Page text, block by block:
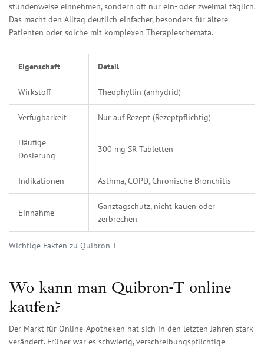
stundenweise einnehmen, sondern oft nur ein- oder zweimal täglich.
Das macht den Alltag deutlich einfacher, besonders für ältere
Patienten oder solche mit komplexen Therapieschemata.
Wichtige Fakten zu Quibron-T
Eigenschaft Detail
Wirkstoff Theophyllin (anhydrid)
Verfügbarkeit Nur auf Rezept (Rezeptpflichtig)
Häufige
Dosierung
300 mg SR Tabletten
Indikationen Asthma, COPD, Chronische Bronchitis
Einnahme
Ganztagschutz, nicht kauen oder
zerbrechen
Wo kann man Quibron-T online
kaufen?
Der Markt für Online-Apotheken hat sich in den letzten Jahren stark
verändert. Früher war es schwierig, verschreibungspflichtige